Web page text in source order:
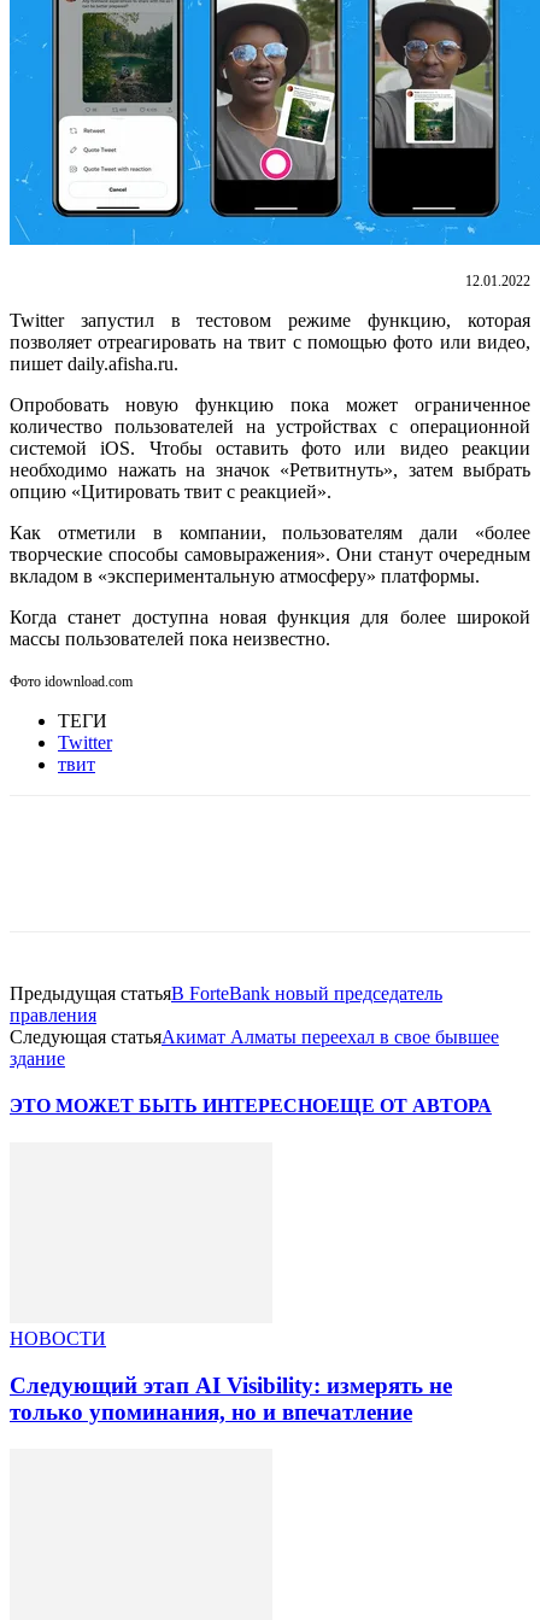
12.01.2022
Twitter запустил в тестовом режиме функцию, которая
позволяет отреагировать на твит с помощью фото или видео,
пишет daily.afisha.ru.
Опробовать новую функцию пока может ограниченное
количество пользователей на устройствах с операционной
системой iOS. Чтобы оставить фото или видео реакции
необходимо нажать на значок «Ретвитнуть», затем выбрать
опцию «Цитировать твит с реакцией».
Как отметили в компании, пользователям дали «более
творческие способы самовыражения». Они станут очередным
вкладом в «экспериментальную атмосферу» платформы.
Когда станет доступна новая функция для более широкой
массы пользователей пока неизвестно.
Фото idownload.com
ТЕГИ
Twitter
твит
Предыдущая статьяВ ForteBank новый председатель
правления
Следующая статьяАкимат Алматы переехал в свое бывшее
здание
ЭТО МОЖЕТ БЫТЬ ИНТЕРЕСНОЕЩЕ ОТ АВТОРА
НОВОСТИ
Следующий этап AI Visibility: измерять не
только упоминания, но и впечатление